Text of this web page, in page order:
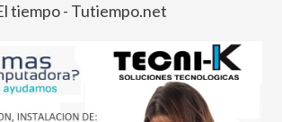
tiempo - Tutiempo.net